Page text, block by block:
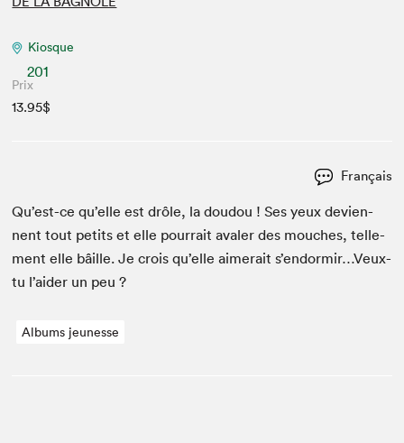
Kiosque
201
Prix
13.95$
Français
Qu’est-ce qu’elle est drôle, la doudou ! Ses yeux devi­en­
nent tout petits et elle pour­rait avaler des mouch­es, telle­
ment elle bâille. Je crois qu’elle aimerait s’endormir…Veux-
tu l’aider un peu ?
Albums jeunesse